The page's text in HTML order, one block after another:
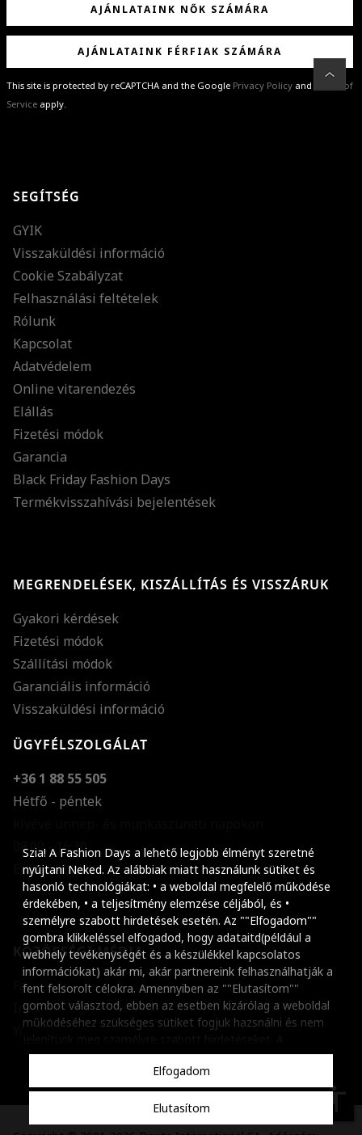
Szia! A Fashion Days a lehető legjobb élményt szeretné
nyújtani Neked. Az alábbiak miatt használunk sütiket és
hasonló technológiákat: • a weboldal megfelelő működése
érdekében, • a teljesítmény elemzése céljából, és •
személyre szabott hirdetések esetén. Az ""Elfogadom""
gombra klikkeléssel elfogadod, hogy adataitd(például a
webhely tevékenységét és a készülékkel kapcsolatos
információkat) akár mi, akár partnereink felhasználhatják a
fent felsorolt célokra. Amennyiben az ""Elutasítom""
gombot választod, ebben az esetben kizárólag a weboldal
működéséhez szükséges sütiket fogjuk hazsnálni és nem
beállításaidat bármikor módosíthatod, a ""Beállítások
kezelése"" gombra kattintva. Tudj meg többet
szabályzatunkról.
Elfogadom
Elutasítom
AJÁNLATAINK NŐK SZÁMÁRA
AJÁNLATAINK FÉRFIAK SZÁMÁRA
This site is protected by reCAPTCHA and the Google Privacy Policy and
Terms of
Service apply.
különleges ajánlatainkat és stílustippjeinket!
SEGÍTSÉG
GYIK
Visszaküldési információ
Cookie Szabályzat
Felhasználási feltételek
Rólunk
Kapcsolat
Adatvédelem
Online vitarendezés
Elállás
Fizetési módok
Garancia
Black Friday Fashion Days
Termékvisszahívási bejelentések
MEGRENDELÉSEK, KISZÁLLÍTÁS ÉS VISSZÁRUK
Gyakori kérdések
Fizetési módok
Szállítási módok
Garanciális információ
Visszaküldési információ
ÜGYFÉLSZOLGÁLAT
+36 1 88 55 505
Hétfő - péntek
08:00 - 16:30
E-mail küldése
KÖZÖSSÉGI MÉDIA
Facebook
Instagram
Youtube
accessibility
Szöveg méretének
Szóköz növelése
Szóköz csökkentése
Sortávolság
Sortávolság
Színek invertálása
Szürke
Nagy kurzor